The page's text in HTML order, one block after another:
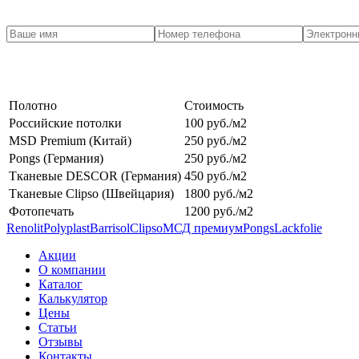
Полотно
Стоимость
Российские потолки
100 руб./м2
MSD Premium (Китай)
250 руб./м2
Pongs (Германия)
250 руб./м2
Тканевые DESCOR (Германия) 450 руб./м2
Тканевые Clipso (Швейцария)
1800 руб./м2
Фотопечать
1200 руб./м2
RenolitРolyplastBarrisolClipsoМСД премиумPongsLackfolie
Акции
О компании
Каталог
Калькулятор
Цены
Статьи
Отзывы
Контакты